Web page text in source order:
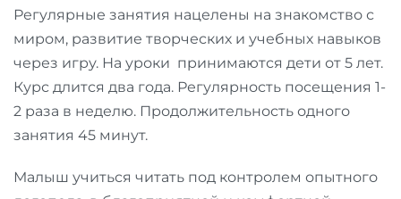
Регулярные занятия нацелены на знакомство с
миром, развитие творческих и учебных навыков
через игру. На уроки принимаются дети от 5 лет.
Курс длится два года. Регулярность посещения 1-
2 раза в неделю. Продолжительность одного
занятия 45 минут.
Малыш учиться читать под контролем опытного